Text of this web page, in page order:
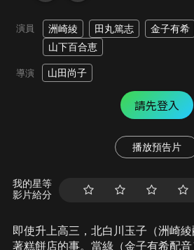
演員 洲崎綾 田丸篤志 金子有希
山下百合恵
導演 山田尚子
請先登入
播放預告片
我的星等
影片給分
即使升上高三，北白川玉子（洲崎
著糕餅店的事。當綠（金子有希配